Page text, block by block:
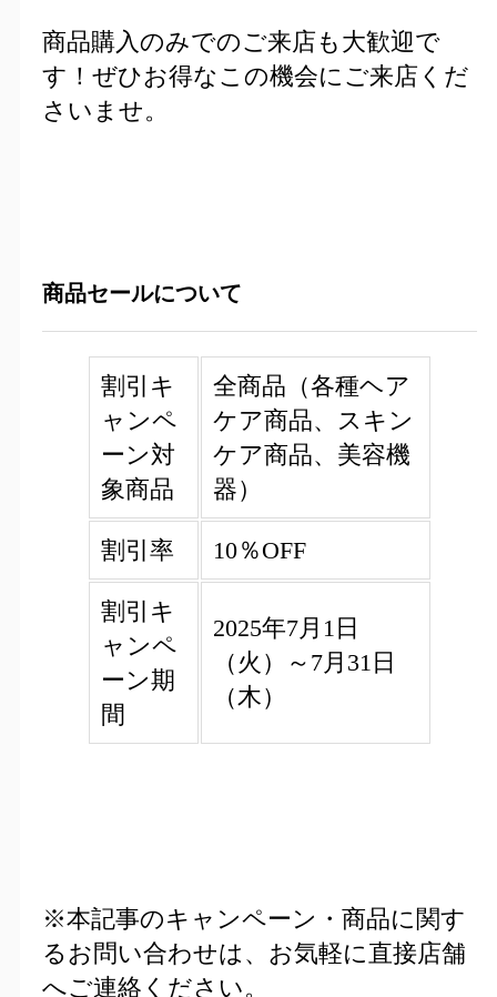
商品購入のみでのご来店も大歓迎で
す！ぜひお得なこの機会にご来店くだ
さいませ。
商品セールについて
割引キ
ャンペ
ーン対
象商品
全商品（各種ヘア
ケア商品、スキン
ケア商品、美容機
器）
割引率 10％OFF
割引キ
ャンペ
ーン期
間
2025年7月1日
（火）～7月31日
（木）
※本記事のキャンペーン・商品に関す
るお問い合わせは、お気軽に直接店舗
へご連絡ください。